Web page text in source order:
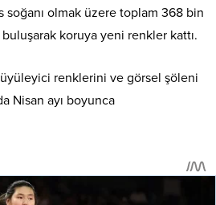
soğanı olmak üzere toplam 368 bin
koruya yeni renkler kattı.
renklerini ve görsel şöleni
Nisan ayı boyunca